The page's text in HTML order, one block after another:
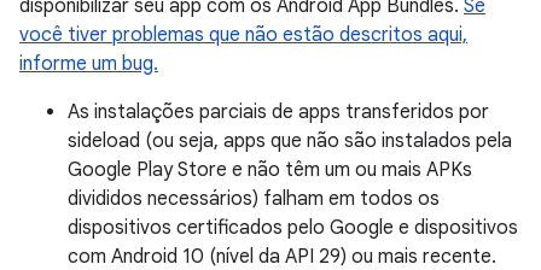
disponibilizar seu app com os Android App Bundles. Se
você tiver problemas que não estão descritos aqui,
informe um bug.
As instalações parciais de apps transferidos por
sideload (ou seja, apps que não são instalados pela
Google Play Store e não têm um ou mais APKs
divididos necessários) falham em todos os
dispositivos certificados pelo Google e dispositivos
com Android 10 (nível da API 29) ou mais recente.